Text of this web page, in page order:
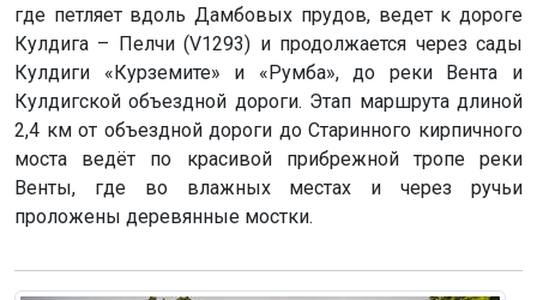
где петляет вдоль Дамбовых прудов, ведет к дороге
Кулдига – Пелчи (V1293) и продолжается через сады
Кулдиги «Курземите» и «Румба», до реки Вента и
Кулдигской объездной дороги. Этап маршрута длиной
2,4 км от объездной дороги до Старинного кирпичного
моста ведёт по красивой прибрежной тропе реки
Венты, где во влажных местах и через ручьи
проложены деревянные мостки.